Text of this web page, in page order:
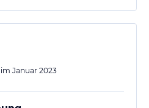
Januar 2023